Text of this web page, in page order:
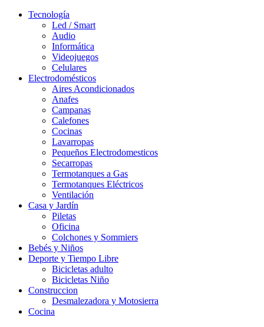
Tecnología
Led / Smart
Audio
Informática
Videojuegos
Celulares
Electrodomésticos
Aires Acondicionados
Anafes
Campanas
Calefones
Cocinas
Lavarropas
Pequeños Electrodomesticos
Secarropas
Termotanques a Gas
Termotanques Eléctricos
Ventilación
Casa y Jardín
Piletas
Oficina
Colchones y Sommiers
Bebés y Niños
Deporte y Tiempo Libre
Bicicletas adulto
Bicicletas Niño
Construccion
Desmalezadora y Motosierra
Cocina